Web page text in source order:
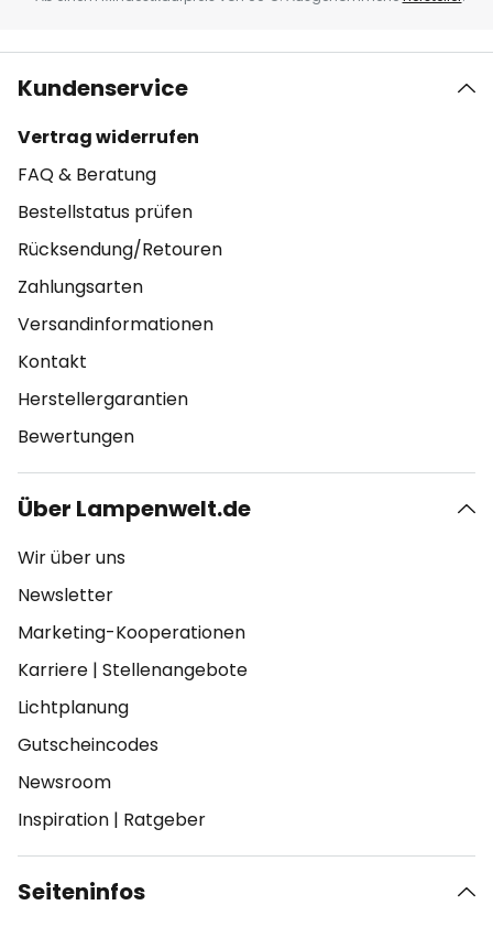
Kundenservice
Vertrag widerrufen
FAQ & Beratung
Bestellstatus prüfen
Rücksendung/Retouren
Zahlungsarten
Versandinformationen
Kontakt
Herstellergarantien
Bewertungen
Über Lampenwelt.de
Wir über uns
Newsletter
Marketing-Kooperationen
Karriere | Stellenangebote
Lichtplanung
Gutscheincodes
Newsroom
Inspiration | Ratgeber
Seiteninfos